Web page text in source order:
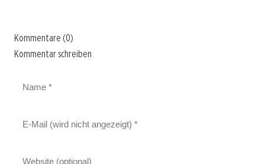
Kommentare (0)
Kommentar schreiben